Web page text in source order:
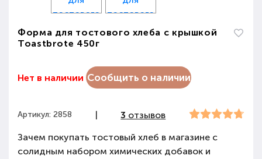
Форма для тостового хлеба с крышкой
Toastbrote 450г
Нет в наличии Сообщить о наличии
Артикул: 2858 3 отзывов
Зачем покупать тостовый хлеб в магазине с
солидным набором химических добавок и